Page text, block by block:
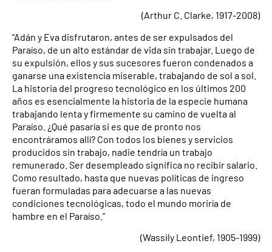
(Arthur C. Clarke, 1917-2008)
“Adán y Eva disfrutaron, antes de ser expulsados del
Paraíso, de un alto estándar de vida sin trabajar. Luego de
su expulsión, ellos y sus sucesores fueron condenados a
ganarse una existencia miserable, trabajando de sol a sol.
La historia del progreso tecnológico en los últimos 200
años es esencialmente la historia de la especie humana
trabajando lenta y firmemente su camino de vuelta al
Paraíso. ¿Qué pasaría si es que de pronto nos
encontráramos allí? Con todos los bienes y servicios
producidos sin trabajo, nadie tendría un trabajo
remunerado. Ser desempleado significa no recibir salario.
Como resultado, hasta que nuevas políticas de ingreso
fueran formuladas para adecuarse a las nuevas
condiciones tecnológicas, todo el mundo moriría de
hambre en el Paraíso.”
(Wassily Leontief, 1905-1999)